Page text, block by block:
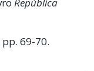
República
pp. 69-70.